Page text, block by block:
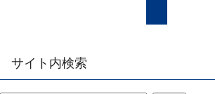
サイト内検索